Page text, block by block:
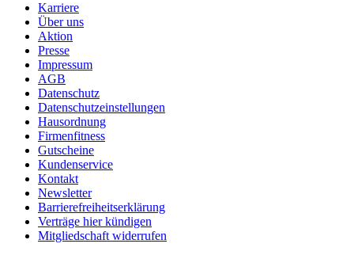
Karriere
Über uns
Aktion
Presse
Impressum
AGB
Datenschutz
Datenschutzeinstellungen
Hausordnung
Firmenfitness
Gutscheine
Kundenservice
Kontakt
Newsletter
Barrierefreiheitserklärung
Verträge hier kündigen
Mitgliedschaft widerrufen